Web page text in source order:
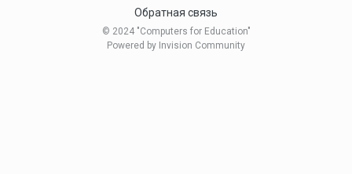
Обратная связь
© 2024 "Computers for Education"
Powered by Invision Community